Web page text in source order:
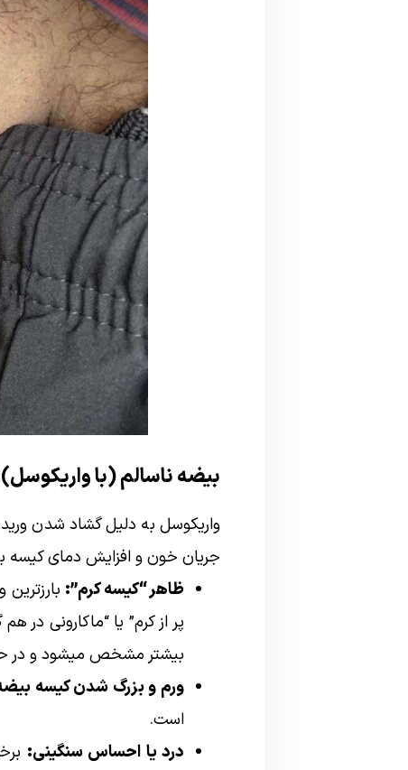
بیضه ناسالم (با
واریکوسل به دلیل گشاد شدن
جریان خون و افزایش دمای کیسه
ظاهر “کیسه کرم”:
پر از کرم” یا “ماکارونی
بیشتر مشخص میشود و در
ورم و بزرگ شدن کیسه
است.
درد یا احساس سنگینی: